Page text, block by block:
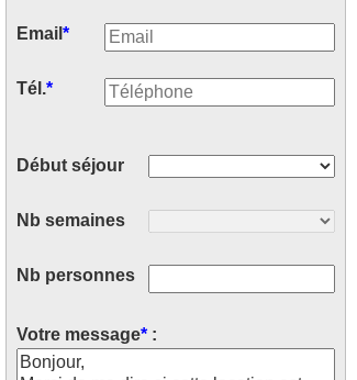
Email *
Tél.*
Début séjour
Nb semaines
Nb personnes
Votre message* :